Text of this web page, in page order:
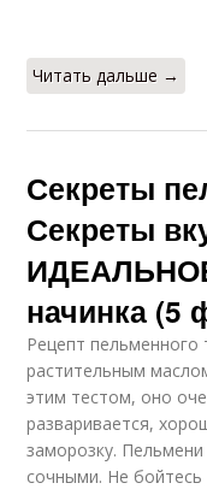
Читать дальше →
Секреты
Секреты
ИДЕАЛЬНОЕ
начинка (5
Рецепт пельменного
растительным
этим тестом, оно
разваривается,
заморозку.
сочными. Не